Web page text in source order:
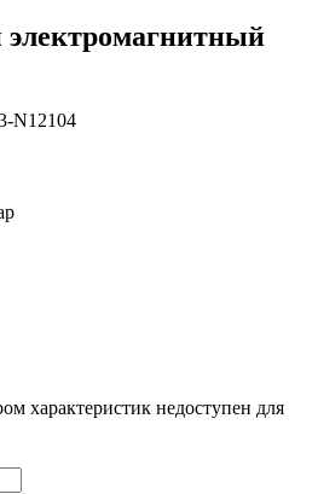
электромагнитный
N12104
характеристик недоступен для